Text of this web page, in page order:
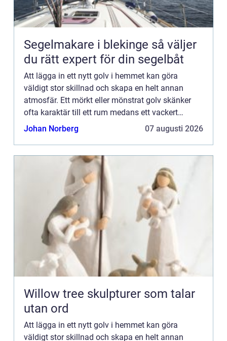
Segelmakare i blekinge så väljer
du rätt expert för din segelbåt
Att lägga in ett nytt golv i hemmet kan göra
väldigt stor skillnad och skapa en helt annan
atmosfär. Ett mörkt eller mönstrat golv skänker
ofta karaktär till ett rum medans ett vackert
trägolv kan ge en na...
Johan Norberg 07 augusti 2026
Willow tree skulpturer som talar
utan ord
Att lägga in ett nytt golv i hemmet kan göra
väldigt stor skillnad och skapa en helt annan